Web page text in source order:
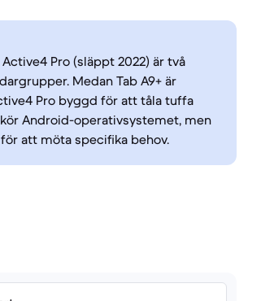
Pro (släppt 2022) är två
Medan Tab A9+ är
Pro byggd för att tåla tuffa
Android-operativsystemet, men
att möta specifika behov.